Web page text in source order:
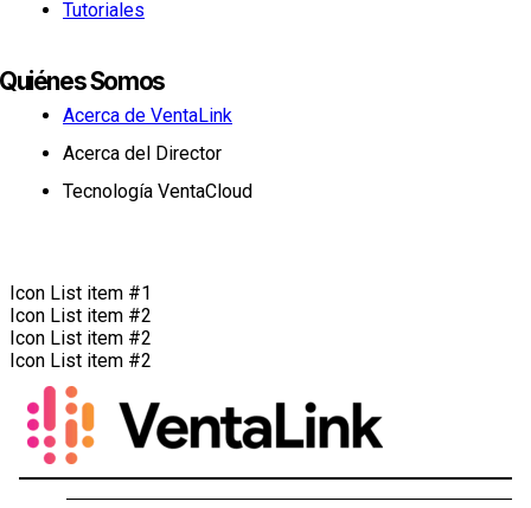
Tutoriales
Quiénes Somos
Acerca de VentaLink
Acerca del Director
Tecnología VentaCloud
Icon List item #1
Icon List item #2
Icon List item #2
Icon List item #2